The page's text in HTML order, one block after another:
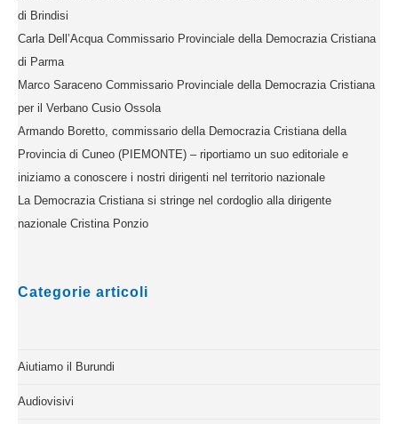
di Brindisi
Carla Dell’Acqua Commissario Provinciale della Democrazia Cristiana
di Parma
Marco Saraceno Commissario Provinciale della Democrazia Cristiana
per il Verbano Cusio Ossola
Armando Boretto, commissario della Democrazia Cristiana della
Provincia di Cuneo (PIEMONTE) – riportiamo un suo editoriale e
iniziamo a conoscere i nostri dirigenti nel territorio nazionale
La Democrazia Cristiana si stringe nel cordoglio alla dirigente
nazionale Cristina Ponzio
Categorie articoli
Aiutiamo il Burundi
Audiovisivi